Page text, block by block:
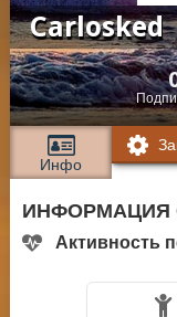
Carlosked
Инфо
ИНФОРМАЦИЯ
Активность